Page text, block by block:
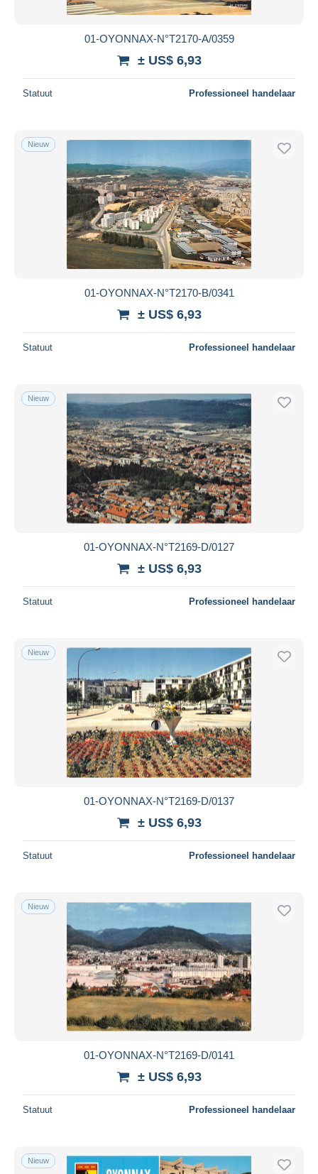
Alle looptijden
Prijs
Alleen met korting
Gratis levering
Betaalmiddelen
PayPal
Bankoverschrijving
Visa
Mastercard
iDeal
Toepassen
01-OYONNAX-N°T2170-A/0359
± US$ 6,93
Statuut Professioneel handelaar
Nieuw
01-OYONNAX-N°T2170-B/0341
± US$ 6,93
Statuut Professioneel handelaar
Nieuw
01-OYONNAX-N°T2169-D/0127
± US$ 6,93
Statuut Professioneel handelaar
Nieuw
01-OYONNAX-N°T2169-D/0137
± US$ 6,93
Statuut Professioneel handelaar
Nieuw
01-OYONNAX-N°T2169-D/0141
± US$ 6,93
Statuut Professioneel handelaar
Nieuw